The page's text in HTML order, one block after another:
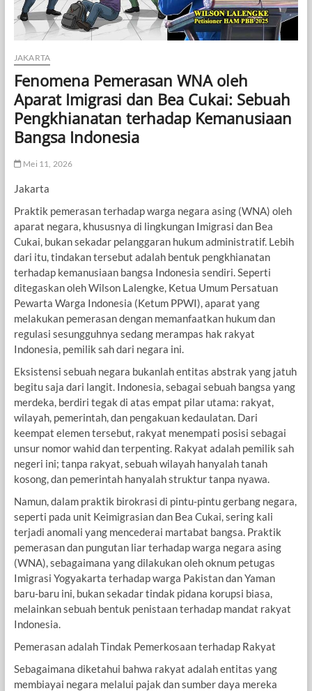
JAKARTA
Fenomena Pemerasan WNA oleh
Aparat Imigrasi dan Bea Cukai: Sebuah
Pengkhianatan terhadap Kemanusiaan
Bangsa Indonesia
Mei 11, 2026
Jakarta
Praktik pemerasan terhadap warga negara asing (WNA) oleh
aparat negara, khususnya di lingkungan Imigrasi dan Bea
Cukai, bukan sekadar pelanggaran hukum administratif. Lebih
dari itu, tindakan tersebut adalah bentuk pengkhianatan
terhadap kemanusiaan bangsa Indonesia sendiri. Seperti
ditegaskan oleh Wilson Lalengke, Ketua Umum Persatuan
Pewarta Warga Indonesia (Ketum PPWI), aparat yang
melakukan pemerasan dengan memanfaatkan hukum dan
regulasi sesungguhnya sedang merampas hak rakyat
Indonesia, pemilik sah dari negara ini.
Eksistensi sebuah negara bukanlah entitas abstrak yang jatuh
begitu saja dari langit. Indonesia, sebagai sebuah bangsa yang
merdeka, berdiri tegak di atas empat pilar utama: rakyat,
wilayah, pemerintah, dan pengakuan kedaulatan. Dari
keempat elemen tersebut, rakyat menempati posisi sebagai
unsur nomor wahid dan terpenting. Rakyat adalah pemilik sah
negeri ini; tanpa rakyat, sebuah wilayah hanyalah tanah
kosong, dan pemerintah hanyalah struktur tanpa nyawa.
Namun, dalam praktik birokrasi di pintu-pintu gerbang negara,
seperti pada unit Keimigrasian dan Bea Cukai, sering kali
terjadi anomali yang mencederai martabat bangsa. Praktik
pemerasan dan pungutan liar terhadap warga negara asing
(WNA), sebagaimana yang dilakukan oleh oknum petugas
Imigrasi Yogyakarta terhadap warga Pakistan dan Yaman
baru-baru ini, bukan sekadar tindak pidana korupsi biasa,
melainkan sebuah bentuk penistaan terhadap mandat rakyat
Indonesia.
Pemerasan adalah Tindak Pemerkosaan terhadap Rakyat
Sebagaimana diketahui bahwa rakyat adalah entitas yang
membiayai negara melalui pajak dan sumber daya mereka